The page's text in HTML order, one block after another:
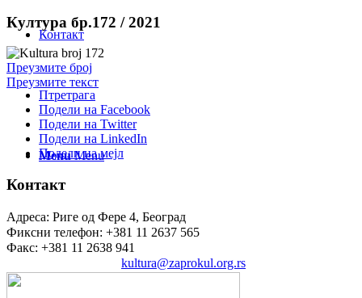
Контакт
Птретрага
Menu Menu
Култура бр.172 / 2021
Преузмите број
Преузмите текст
Подели на Facebook
Подели на Twitter
Подели на LinkedIn
Подели на мејл
Контакт
Адреса: Риге од Фере 4, Београд
Фиксни телефон: +381 11 2637 565
Факс: +381 11 2638 941
kultura@zaprokul.org.rs